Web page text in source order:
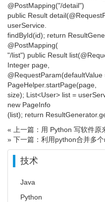
@PostMapping("/detail")
public Result
userService.
findById(id); return
@PostMapping(
"/list") public Result
Integer page,
PageHelper.startPage(page,
size); List<User> list =
new PageInfo
(list); return
« 上一篇：用 Python 写软件原
» 下一篇：利用python合并多
技术
Java
Python